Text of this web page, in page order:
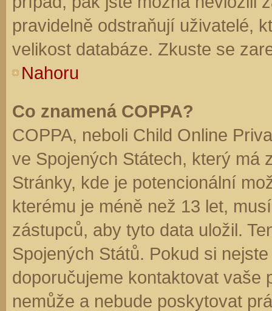
pravidelně odstraňují uživatelé,
velikost databáze. Zkuste se
Nahoru
Co znamená COPPA?
COPPA, neboli Child Online
ve Spojených Státech, který má
Stránky, kde je potencionální
kterému je méně než 13 let,
zástupců, aby tyto data uložil.
Spojených Států. Pokud si
doporučujeme kontaktovat vaše
nemůže a nebude poskytovat